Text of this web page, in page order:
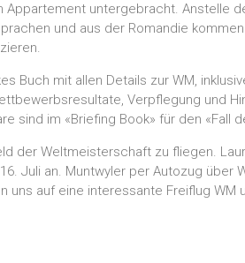
Appartement untergebracht. Anstelle
und aus der Romandie
Buch mit allen Details zur WM,
Verpflegung und
sind im «Briefing Book» für den «Fall
der Weltmeisterschaft zu fliegen.
Juli an. Muntwyler per Autozug über
auf eine interessante Freiflug